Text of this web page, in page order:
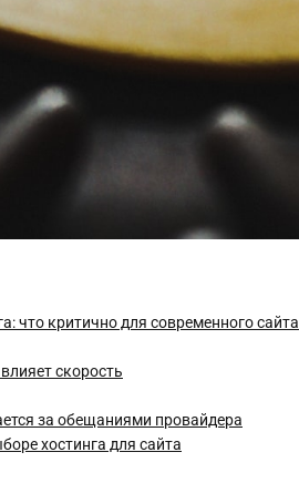
что критично для современного сайта
скорость
за обещаниями провайдера
хостинга для сайта